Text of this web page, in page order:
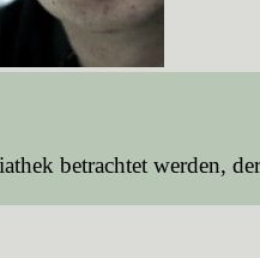
betrachtet werden,